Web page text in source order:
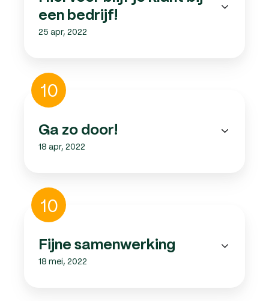
een
bedrijf!
een bedrijf!
25 apr, 2022
Ga
zo
door!
10
Ga zo door!
18 apr, 2022
Fijne
samenwerking
10
Fijne samenwerking
18 mei, 2022